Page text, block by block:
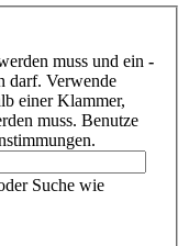
muss und ein -
darf. Verwende
einer Klammer,
muss. Benutze
Suche wie